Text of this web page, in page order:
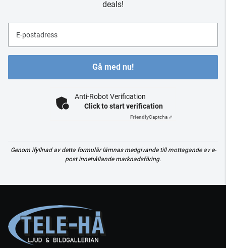
deals!
E-postadress
Gå med nu!
Anti-Robot Verification
Click to start verification
FriendlyCaptcha ⇗
Genom ifyllnad av detta formulär lämnas medgivande till mottagande av e-
post innehållande marknadsföring.